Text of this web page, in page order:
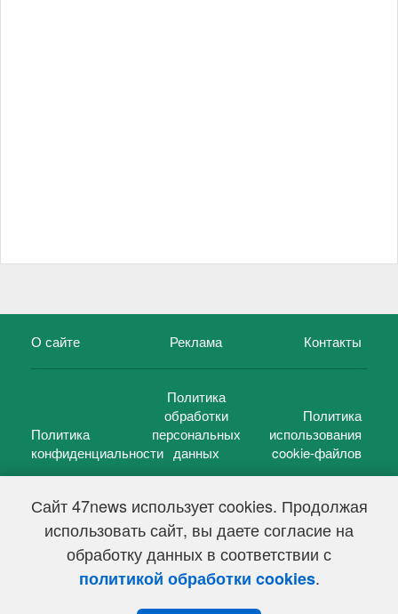
Сайт 47news использует cookies. Продолжая
использовать сайт, вы даете согласие на
обработку данных в соответствии с
политикой обработки cookies.
О сайте Реклама Контакты
Политика
конфиденциальности
Политика
обработки
персональных
данных
Политика
использования
cookie-файлов
47 новостей (47 news)2005 — 2026 г.
Свидетельство о регистрации СМИ Эл № ФС 77-39848, выдано
Федеральной службой по надзору в сфере связи,
информационных технологий и массовых коммуникаций